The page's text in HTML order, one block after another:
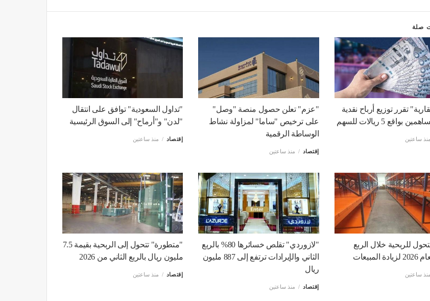
صلة
تقرر توزيع أرباح نقدية
بواقع 5 ريالات للسهم
منذ ساعتين
"عزم" تعلن حصول منصة "وصل"
على ترخيص "ساما" لمزاولة نشاط
الوساطة الرقمية
إقتصاد منذ ساعتين
"تداول السعودية" توافق على انتقال
"لدن" و"أرماح" إلى السوق الرئيسية
إقتصاد منذ ساعتين
للربحية خلال الربع
المبيعات
منذ ساعتين
"لازوردي" تقلص خسائرها 80% بالربع
الثاني والإيرادات ترتفع إلى 887 مليون
ريال
إقتصاد منذ ساعتين
"متطورة" تتحول إلى الربحية بقيمة 7.5
مليون ريال بالربع الثاني من 2026
إقتصاد منذ ساعتين